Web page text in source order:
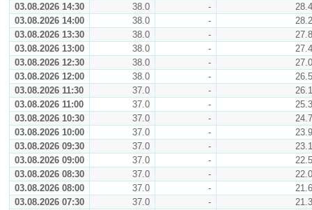
03.08.2026 14:30
38.0 -
28.4
03.08.2026 14:00
38.0 -
28.2
03.08.2026 13:30
38.0 -
27.8
03.08.2026 13:00
38.0 -
27.4
03.08.2026 12:30
38.0 -
27.0
03.08.2026 12:00
38.0 -
26.5
03.08.2026 11:30
37.0 -
26.1
03.08.2026 11:00
37.0 -
25.3
03.08.2026 10:30
37.0 -
24.7
03.08.2026 10:00
37.0 -
23.9
03.08.2026 09:30
37.0 -
23.1
03.08.2026 09:00
37.0 -
22.5
03.08.2026 08:30
37.0 -
22.0
03.08.2026 08:00
37.0 -
21.6
03.08.2026 07:30
37.0 -
21.3